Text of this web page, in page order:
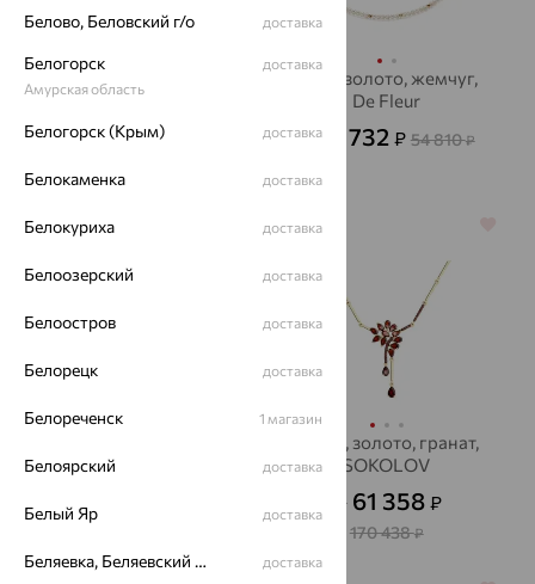
Бусы, серебро, гранат
Бусы, золото, жемчуг,
De Fleur
от 19 732 ₽ 54 810₽
64%
жемчуг, De Fleur
5 685
64%
Колье, золото, гранат,
SOKOLOV
от 61 358 ₽
170 438₽
Белово, Беловский г/о доставка
Белогорск
Амурская область
доставка
Белогорск (Крым) доставка
Белокаменка доставка
Белокуриха доставка
Белоозерский доставка
Белоостров доставка
Белорецк доставка
Белореченск 1 магазин
Белоярский доставка
Белый Яр доставка
Беляевка, Беляевский р-он доставка